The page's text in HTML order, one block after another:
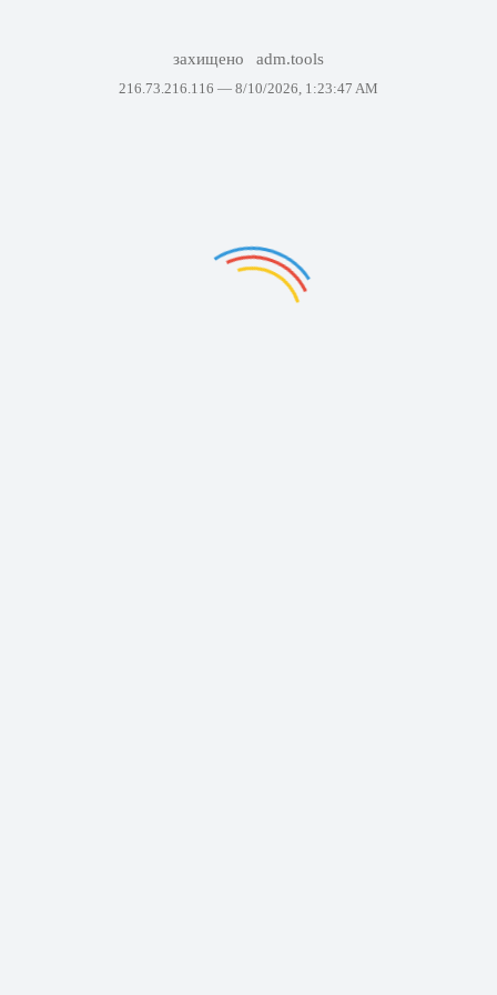
захищено adm.tools
216.73.216.116 — 8/10/2026, 1:23:47 AM